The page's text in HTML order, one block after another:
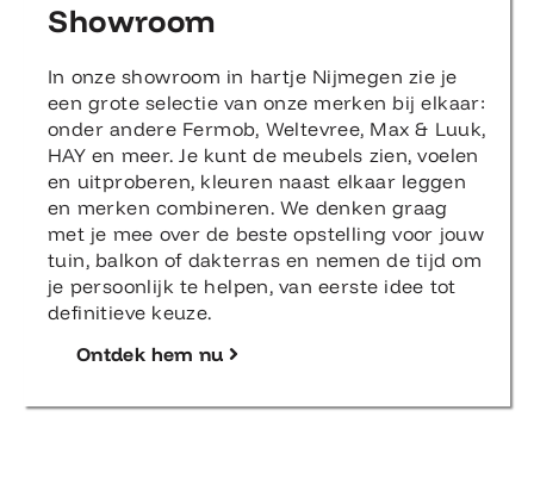
Showroom
In onze showroom in hartje Nijmegen zie je
een grote selectie van onze merken bij elkaar:
onder andere Fermob, Weltevree, Max & Luuk,
HAY en meer. Je kunt de meubels zien, voelen
en uitproberen, kleuren naast elkaar leggen
en merken combineren. We denken graag
met je mee over de beste opstelling voor jouw
tuin, balkon of dakterras en nemen de tijd om
je persoonlijk te helpen, van eerste idee tot
definitieve keuze.
Ontdek hem nu